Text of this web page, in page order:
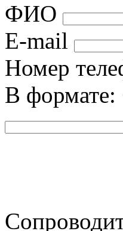
ФИО
E-mail
Номер
В